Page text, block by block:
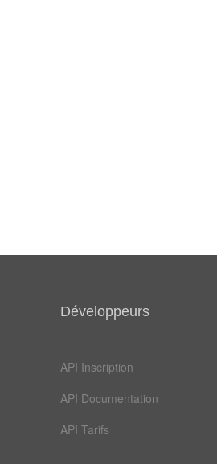
Développeurs
API Inscription
API Documentation
API Tarifs